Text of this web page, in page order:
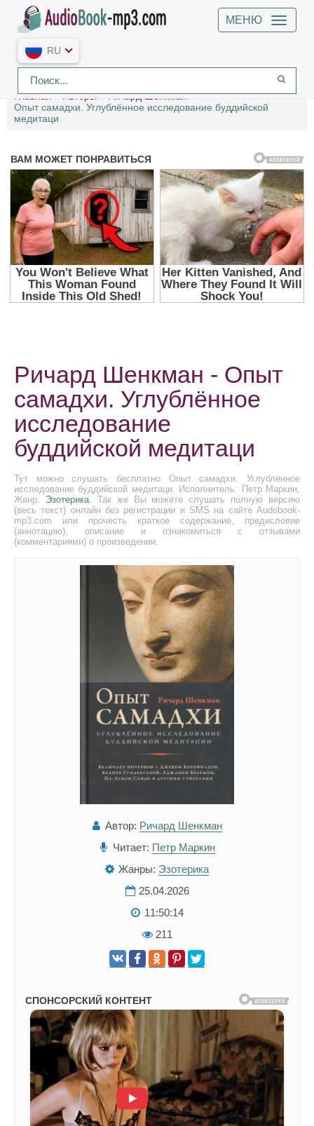
МЕНЮ
RU
Главная Авторы
Ричард Шенкман
Опыт самадхи. Углублённое исследование буддийской
медитаци
Ричард Шенкман - Опыт
самадхи. Углублённое
исследование
буддийской медитаци
Тут можно слушать бесплатно Опыт самадхи. Углублённое
исследование буддийской медитаци. Исполнитель: Петр Маркин,
Жанр: Эзотерика. Так же Вы можете слушать полную версию
(весь текст) онлайн без регистрации и SMS на сайте Audobook-
mp3.com или прочесть краткое содержание, предисловие
(аннотацию), описание и ознакомиться с отзывами
(комментариями) о произведении.
Автор: Ричард Шенкман
Читает: Петр Маркин
Жанры: Эзотерика
25.04.2026
11:50:14
211